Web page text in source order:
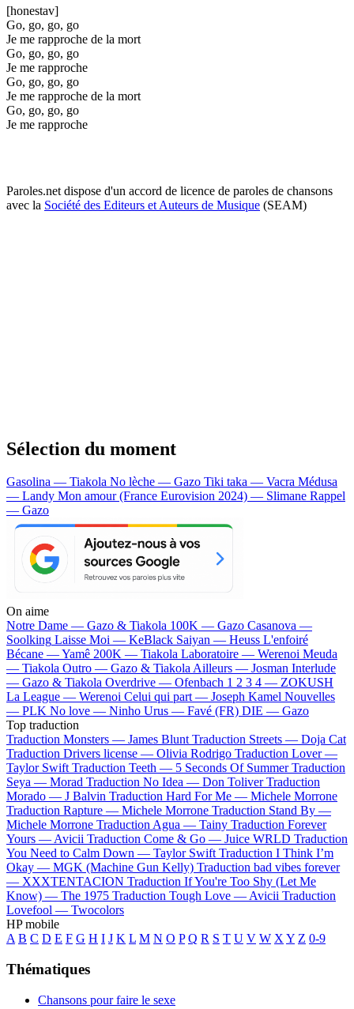
[honestav]
Go, go, go, go
Je me rapproche de la mort
Go, go, go, go
Je me rapproche
Go, go, go, go
Je me rapproche de la mort
Go, go, go, go
Je me rapproche
Paroles.net dispose d'un accord de licence de paroles de chansons
avec la Société des Editeurs et Auteurs de Musique (SEAM)
Sélection du moment
Gasolina — Tiakola No lèche — Gazo Tiki taka — Vacra Médusa
— Landy Mon amour (France Eurovision 2024) — Slimane Rappel
— Gazo
On aime
Notre Dame — Gazo & Tiakola 100K — Gazo Casanova —
Soolking Laisse Moi — KeBlack Saiyan — Heuss L'enfoiré
Bécane —Yamê 200K — Tiakola Laboratoire — Werenoi Meuda
— Tiakola Outro — Gazo & TiakolaAilleurs — Josman Interlude
— Gazo & Tiakola Overdrive — Ofenbach 1 2 3 4 — ZOKUSH
La League — Werenoi Celui qui part — Joseph Kamel Nouvelles
— PLK No love — Ninho Urus — Favé (FR) DIE — Gazo
Top traduction
Traduction Monsters — James Blunt Traduction Streets — Doja Cat
Traduction Drivers license — Olivia Rodrigo Traduction Lover —
Taylor Swift Traduction Teeth — 5 Seconds Of Summer Traduction
Seya — Morad Traduction No Idea — Don Toliver Traduction
Morado — J Balvin Traduction Hard For Me — Michele Morrone
Traduction Rapture — Michele Morrone Traduction Stand By —
Michele Morrone Traduction Agua — Tainy Traduction Forever
Yours —Avicii Traduction Come & Go — Juice WRLD Traduction
You Need to Calm Down — Taylor Swift Traduction I Think I’m
Okay — MGK (Machine Gun Kelly) Traduction bad vibes forever
— XXXTENTACION Traduction If You're Too Shy (Let Me
Know) — The 1975 Traduction Tough Love —Avicii Traduction
Lovefool — Twocolors
HP mobile
A B C D E F G H I J K L M N O P Q R S T U V W XY Z 0-9
Thématiques
Chansons pour faire le sexe